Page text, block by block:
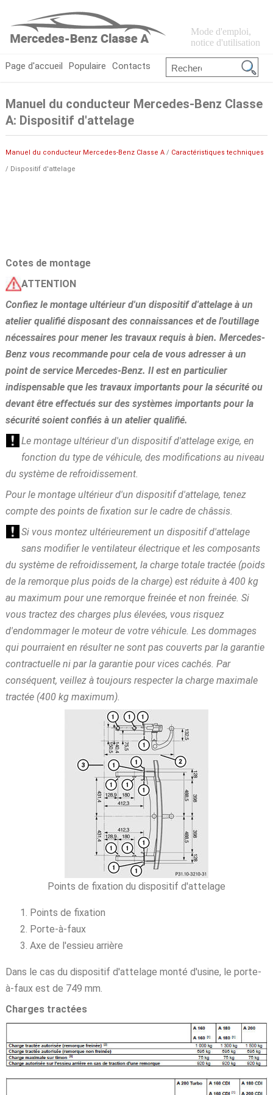
Mode d'emploi,
notice d'utilisation
Page d'accueil Populaire Contacts
Manuel du conducteur Mercedes-Benz Classe
A: Dispositif d'attelage
Manuel du conducteur Mercedes-Benz Classe A/ Caractéristiques techniques
/ Dispositif d'attelage
Cotes de montage
ATTENTION
Confiez le montage ultérieur d'un dispositif d'attelage à un
atelier qualifié disposant des connaissances et de l'outillage
nécessaires pour mener les travaux requis à bien. Mercedes-
Benz vous recommande pour cela de vous adresser à un
point de service Mercedes-Benz. Il est en particulier
indispensable que les travaux importants pour la sécurité ou
devant être effectués sur des systèmes importants pour la
sécurité soient confiés à un atelier qualifié.
Le montage ultérieur d'un dispositif d'attelage exige, en
fonction du type de véhicule, des modifications au niveau
du système de refroidissement.
Pour le montage ultérieur d'un dispositif d'attelage, tenez
compte des points de fixation sur le cadre de châssis.
Si vous montez ultérieurement un dispositif d'attelage
sans modifier le ventilateur électrique et les composants
du système de refroidissement, la charge totale tractée (poids
de la remorque plus poids de la charge) est réduite à 400 kg
au maximum pour une remorque freinée et non freinée. Si
vous tractez des charges plus élevées, vous risquez
d'endommager le moteur de votre véhicule. Les dommages
qui pourraient en résulter ne sont pas couverts par la garantie
contractuelle ni par la garantie pour vices cachés. Par
conséquent, veillez à toujours respecter la charge maximale
tractée (400 kg maximum).
Points de fixation du dispositif d'attelage
Points de fixation
Porte-à-faux
Axe de l'essieu arrière
Dans le cas du dispositif d'attelage monté d'usine, le porte-
à-faux est de 749 mm.
Charges tractées